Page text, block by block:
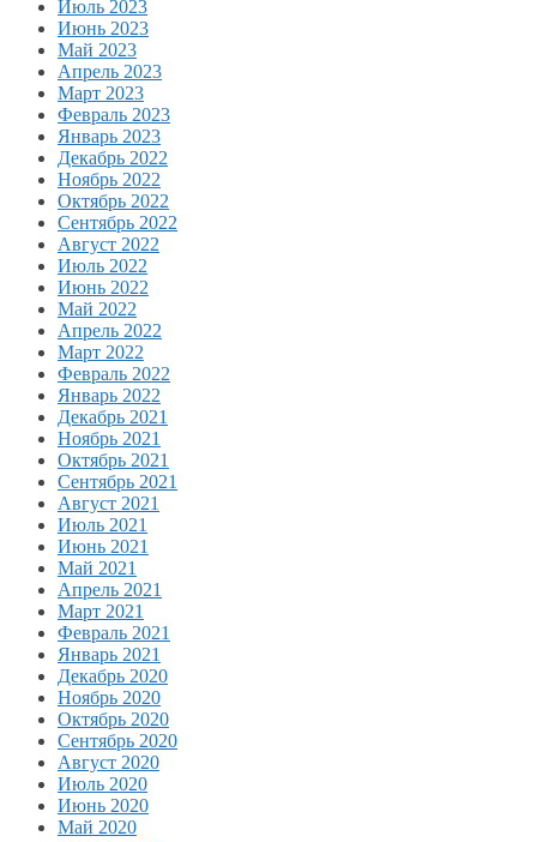
Июль 2023
Июнь 2023
Май 2023
Апрель 2023
Март 2023
Февраль 2023
Январь 2023
Декабрь 2022
Ноябрь 2022
Октябрь 2022
Сентябрь 2022
Август 2022
Июль 2022
Июнь 2022
Май 2022
Апрель 2022
Март 2022
Февраль 2022
Январь 2022
Декабрь 2021
Ноябрь 2021
Октябрь 2021
Сентябрь 2021
Август 2021
Июль 2021
Июнь 2021
Май 2021
Апрель 2021
Март 2021
Февраль 2021
Январь 2021
Декабрь 2020
Ноябрь 2020
Октябрь 2020
Сентябрь 2020
Август 2020
Июль 2020
Июнь 2020
Май 2020